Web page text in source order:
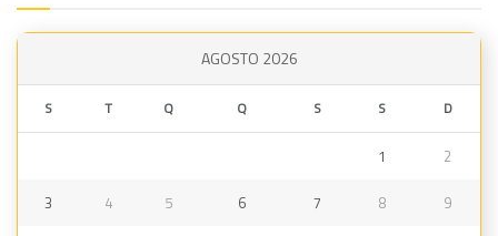
AGOSTO 2026
S T Q Q S S D
1 2
3 4 5 6 7 8 9